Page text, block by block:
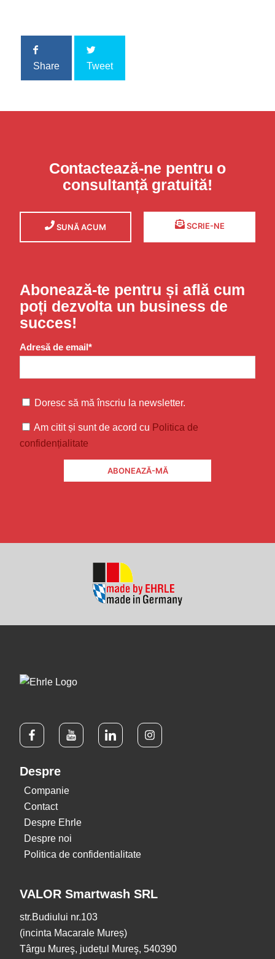
Share Tweet
Contactează-ne pentru o
consultanță gratuită!
SUNĂ ACUM SCRIE-NE
Abonează-te pentru și află cum
poți dezvolta un business de
succes!
Adresă de email*
Doresc să mă înscriu la newsletter.
Am citit și sunt de acord cu Politica de
confidențialitate
Despre
Companie
Contact
Despre Ehrle
Despre noi
Politica de confidentialitate
VALOR Smartwash SRL
str.Budiului nr.103
(incinta Macarale Mureș)
Târgu Mureş, județul Mureş, 540390